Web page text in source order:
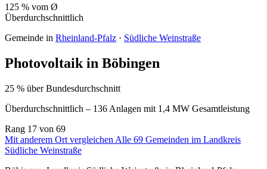
125 % vom Ø
Überdurchschnittlich
Gemeinde in Rheinland-Pfalz · Südliche Weinstraße
Photovoltaik in Böbingen
25 % über Bundesdurchschnitt
Überdurchschnittlich – 136 Anlagen mit 1,4 MW Gesamtleistung
Rang 17 von 69
Mit anderem Ort vergleichen Alle 69 Gemeinden im Landkreis
Südliche Weinstraße